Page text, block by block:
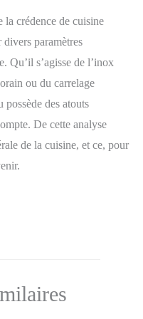
permanente
crédence de cuisine
paramètres
Qu’il s’agisse de l’inox
ou du carrelage
possède des atouts
De cette analyse
de la cuisine, et ce, pour